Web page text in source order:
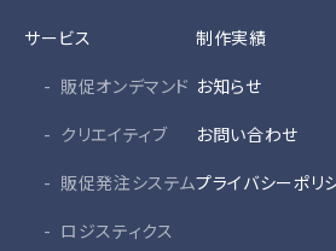
サービス
販促オンデマンド
クリエイティブ
販促発注システム
ロジスティクス
制作実績
お知らせ
お問い合わせ
プライバシーポリ